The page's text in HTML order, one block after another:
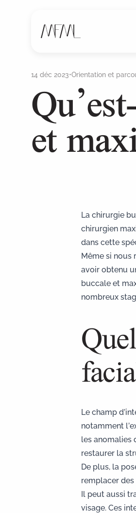
Implants
Pathologie
14 déc 2023•Orientation et
et
La chirurgie
chirurgien
dans cette
Même si nous
avoir obtenu
buccale et
nombreux
Le champ
notamment l’
les anomalies
restaurer la
De plus, la
remplacer
Il peut aussi
visage. Ces